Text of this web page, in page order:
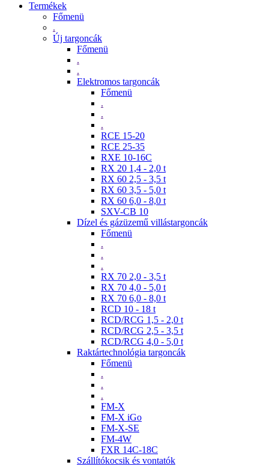
Termékek
Főmenü
.
Új targoncák
Főmenü
.
.
Elektromos targoncák
Főmenü
.
.
.
RCE 15-20
RCE 25-35
RXE 10-16C
RX 20 1,4 - 2,0 t
RX 60 2,5 - 3,5 t
RX 60 3,5 - 5,0 t
RX 60 6,0 - 8,0 t
SXV-CB 10
Dízel és gázüzemű villástargoncák
Főmenü
.
.
.
RX 70 2,0 - 3,5 t
RX 70 4,0 - 5,0 t
RX 70 6,0 - 8,0 t
RCD 10 - 18 t
RCD/RCG 1,5 - 2,0 t
RCD/RCG 2,5 - 3,5 t
RCD/RCG 4,0 - 5,0 t
Raktártechnológia targoncák
Főmenü
.
.
.
FM-X
FM-X iGo
FM-X-SE
FM-4W
FXR 14C-18C
Szállítókocsik és vontatók